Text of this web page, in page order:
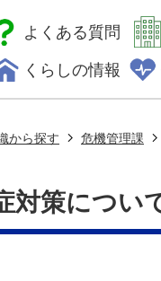
よくある質問
くらしの情報
から探す 危機管理課
対策につい